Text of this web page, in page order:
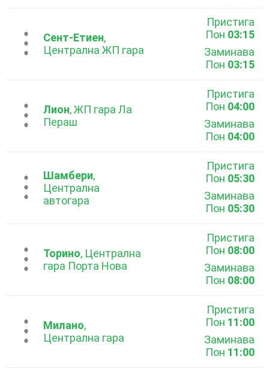
...Сент-Етиен,
Централна ЖП гара
Пристига
Пон 03:15
Заминава
Пон 03:15
...
Лион, ЖП гара Ла
Пераш
Пристига
Пон 04:00
Заминава
Пон 04:00
...Шамбери,
Централна
автогара
Пристига
Пон 05:30
Заминава
Пон 05:30
...Торино, Централна
гара Порта Нова
Пристига
Пон 08:00
Заминава
Пон 08:00
...Милано,
Централна гара
Пристига
Пон 11:00
Заминава
Пон 11:00